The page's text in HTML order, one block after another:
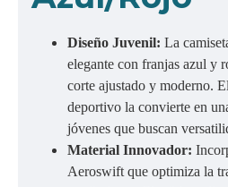
Diseño Juvenil: La
elegante con franjas azul y
corte ajustado y moderno.
deportivo la convierte en
jóvenes que buscan
Material Innovador:
Aeroswift que optimiza la